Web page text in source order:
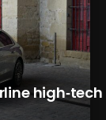
high‑tech